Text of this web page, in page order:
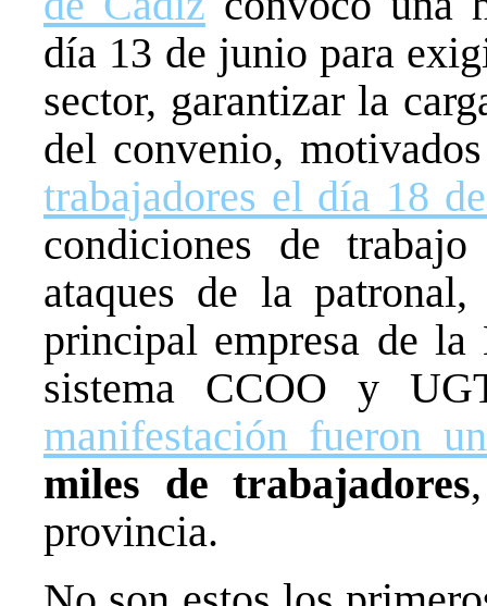
día 13 de junio para
sector, garantizar la
del convenio,
trabajadores el día 18
condiciones de
ataques de la
principal empresa de
sistema CCOO y
manifestación fueron
miles de trabajadores
provincia.